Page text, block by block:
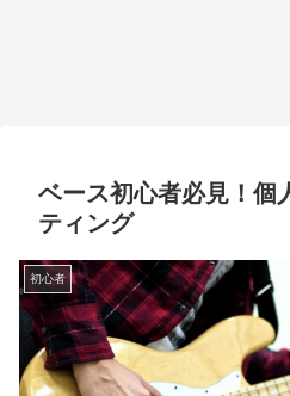
ベース初心者必見！個
ティング
初心者